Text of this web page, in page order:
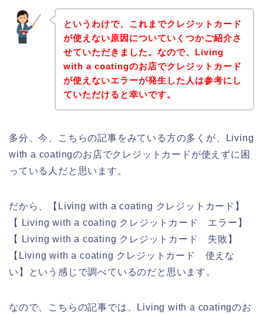
というわけで、これまでクレジットカード
が使えない原因についていくつかご紹介さ
せていただきました。なので、Living
with a coatingのお店でクレジットカード
が使えないエラーが発生した人は参考にし
ていただけると幸いです。
多分、今、こちらの記事をみている方の多くが、Living
with a coatingのお店でクレジットカードが使えずに困
っている人だと思います。
だから、【Living with a coating クレジットカード】
【 Living with a coating クレジットカード エラー】
【 Living with a coating クレジットカード 失敗】
【Living with a coating クレジットカード 使えな
い】という感じで調べているのだと思います。
なので、こちらの記事では、Living with a coatingのお